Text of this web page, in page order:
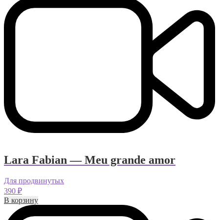
Lara Fabian — Meu grande amor
Для продвинутых
390 ₽
В корзину